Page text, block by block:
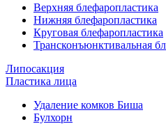
Верхняя блефаропластика
Нижняя блефаропластика
Круговая блефаропластика
Трансконъюнктивальная
Липосакция
Пластика лица
Удаление комков Биша
Булхорн